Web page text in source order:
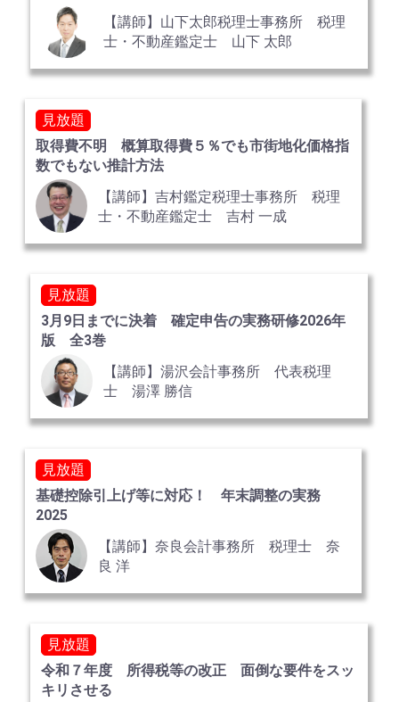
【講師】山下太郎税理士事務所 税理
士・不動産鑑定士 山下 太郎
見放題
取得費不明 概算取得費５％でも市街地化価格指
数でもない推計方法
【講師】吉村鑑定税理士事務所 税理
士・不動産鑑定士 吉村 一成
見放題
3月9日までに決着 確定申告の実務研修2026年
版 全3巻
【講師】湯沢会計事務所 代表税理
士 湯澤 勝信
見放題
基礎控除引上げ等に対応！ 年末調整の実務
2025
【講師】奈良会計事務所 税理士 奈
良 洋
見放題
令和７年度 所得税等の改正 面倒な要件をスッ
キリさせる